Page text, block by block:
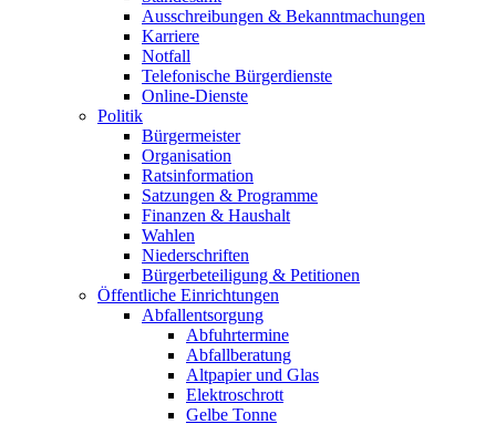
Ausschreibungen & Bekanntmachungen
Karriere
Notfall
Telefonische Bürgerdienste
Online-Dienste
Politik
Bürgermeister
Organisation
Ratsinformation
Satzungen & Programme
Finanzen & Haushalt
Wahlen
Niederschriften
Bürgerbeteiligung & Petitionen
Öffentliche Einrichtungen
Abfallentsorgung
Abfuhrtermine
Abfallberatung
Altpapier und Glas
Elektroschrott
Gelbe Tonne